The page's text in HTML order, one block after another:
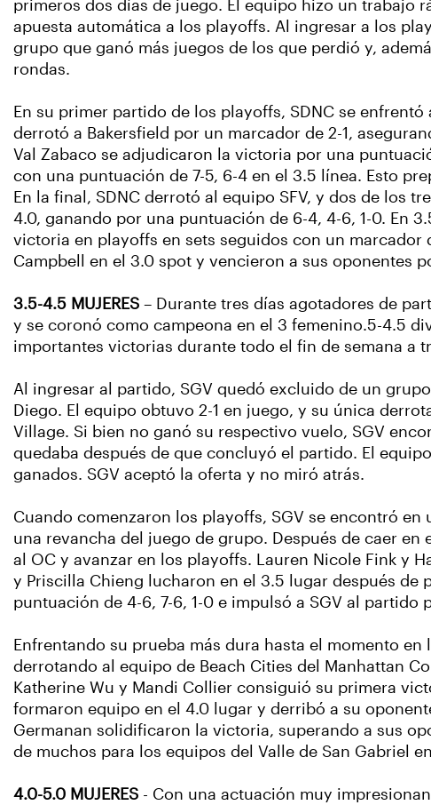
primeros dos días de juego. El equipo hizo un trabajo
apuesta automática a los playoffs. Al ingresar a los
grupo que ganó más juegos de los que perdió y,
rondas.
En su primer partido de los playoffs, SDNC se
derrotó a Bakersfield por un marcador de 2-1,
Val Zabaco se adjudicaron la victoria por una
con una puntuación de 7-5, 6-4 en el 3.5 línea. Esto
En la final, SDNC derrotó al equipo SFV, y dos de los
4.0, ganando por una puntuación de 6-4, 4-6, 1-0. En
victoria en playoffs en sets seguidos con un marcador
Campbell en el 3.0 spot y vencieron a sus oponentes
3.5-4.5 MUJERES – Durante tres días agotadores de
y se coronó como campeona en el 3 femenino.5-4.5
importantes victorias durante todo el fin de semana a
Al ingresar al partido, SGV quedó excluido de un
Diego. El equipo obtuvo 2-1 en juego, y su única
Village. Si bien no ganó su respectivo vuelo, SGV
quedaba después de que concluyó el partido. El
ganados. SGV aceptó la oferta y no miró atrás.
Cuando comenzaron los playoffs, SGV se encontró
una revancha del juego de grupo. Después de caer
al OC y avanzar en los playoffs. Lauren Nicole Fink y
y Priscilla Chieng lucharon en el 3.5 lugar después
puntuación de 4-6, 7-6, 1-0 e impulsó a SGV al partido
Enfrentando su prueba más dura hasta el momento
derrotando al equipo de Beach Cities del Manhattan
Katherine Wu y Mandi Collier consiguió su primera
formaron equipo en el 4.0 lugar y derribó a su
Germanan solidificaron la victoria, superando a sus
de muchos para los equipos del Valle de San Gabriel
4.0-5.0 MUJERES - Con una actuación muy